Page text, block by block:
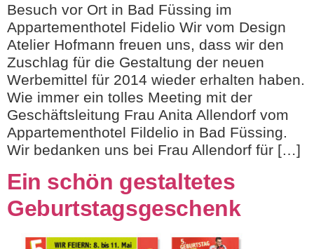
Besuch vor Ort in Bad Füssing im
Appartementhotel Fidelio Wir vom Design
Atelier Hofmann freuen uns, dass wir den
Zuschlag für die Gestaltung der neuen
Werbemittel für 2014 wieder erhalten haben.
Wie immer ein tolles Meeting mit der
Geschäftsleitung Frau Anita Allendorf vom
Appartementhotel Fildelio in Bad Füssing.
Wir bedanken uns bei Frau Allendorf für […]
Ein schön gestaltetes
Geburtstagsgeschenk